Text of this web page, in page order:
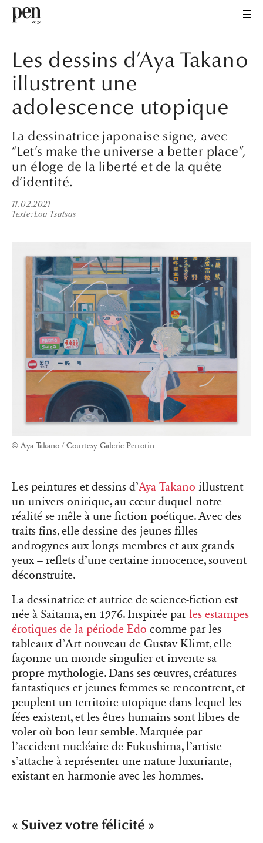
Les dessins d’Aya Takano
illustrent une
adolescence utopique
La dessinatrice japonaise signe, avec
“Let’s make the universe a better place”,
un éloge de la liberté et de la quête
d’identité.
11.02.2021
Texte Lou Tsatsas
© Aya Takano / Courtesy Galerie Perrotin
Les peintures et dessins d’Aya Takano illustrent
un univers onirique, au cœur duquel notre
réalité se mêle à une fiction poétique. Avec des
traits fins, elle dessine des jeunes filles
androgynes aux longs membres et aux grands
yeux – reflets d’une certaine innocence, souvent
déconstruite.
La dessinatrice et autrice de science-fiction est
née à Saitama, en 1976. Inspirée parles estampes
érotiques de la période Edo comme par les
tableaux d’Art nouveau de Gustav Klimt, elle
façonne un monde singulier et invente sa
propre mythologie. Dans ses œuvres, créatures
fantastiques et jeunes femmes se rencontrent, et
peuplent un territoire utopique dans lequel les
fées existent, et les êtres humains sont libres de
voler où bon leur semble. Marquée par
l’accident nucléaire de Fukushima, l’artiste
s’attache à représenter une nature luxuriante,
existant en harmonie avec les hommes.
« Suivez votre félicité »